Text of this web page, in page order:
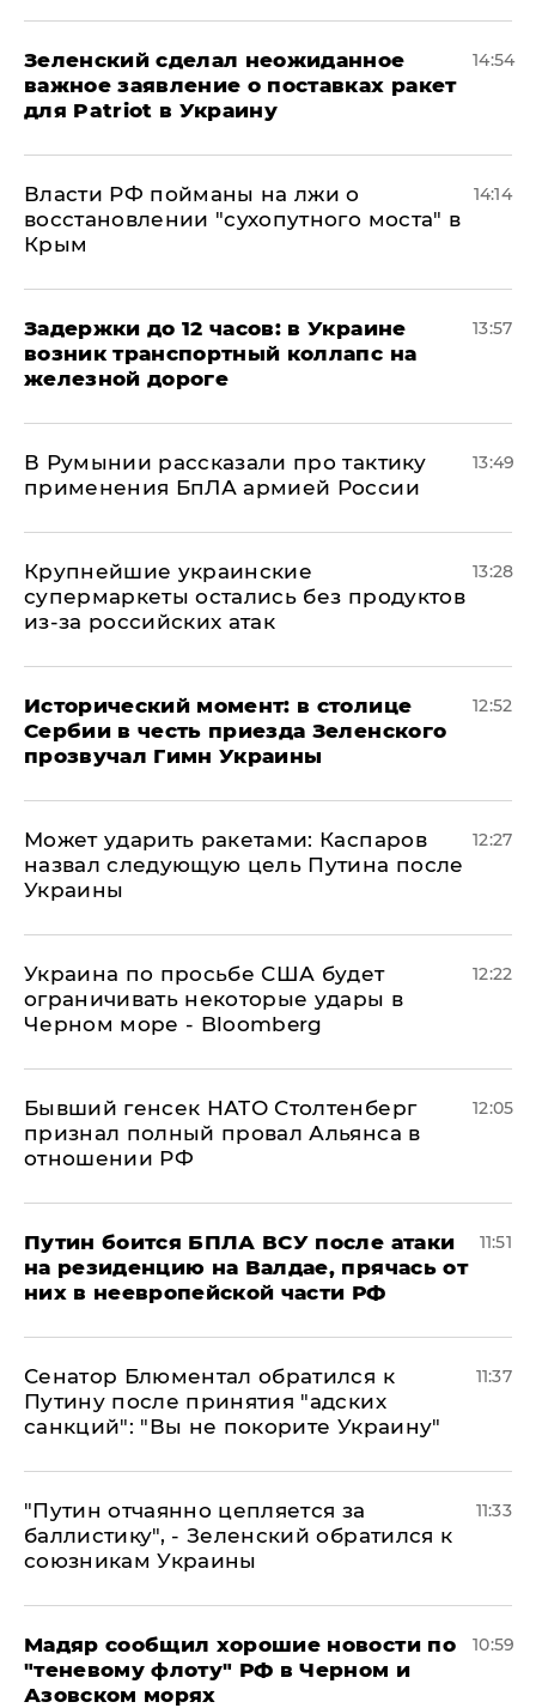
Зеленский сделал неожиданное
важное заявление о поставках ракет
для Patriot в Украину
14:54
Власти РФ пойманы на лжи о
восстановлении "сухопутного моста" в
Крым
14:14
Задержки до 12 часов: в Украине
возник транспортный коллапс на
железной дороге
13:57
В Румынии рассказали про тактику
применения БпЛА армией России
13:49
Крупнейшие украинские
супермаркеты остались без продуктов
из-за российских атак
13:28
Исторический момент: в столице
Сербии в честь приезда Зеленского
прозвучал Гимн Украины
12:52
Может ударить ракетами: Каспаров
назвал следующую цель Путина после
Украины
12:27
Украина по просьбе США будет
ограничивать некоторые удары в
Черном море - Bloomberg
12:22
Бывший генсек НАТО Столтенберг
признал полный провал Альянса в
отношении РФ
12:05
Путин боится БПЛА ВСУ после атаки
на резиденцию на Валдае, прячась от
них в неевропейской части РФ
11:51
Сенатор Блюментал обратился к
Путину после принятия "адских
санкций": "Вы не покорите Украину"
11:37
"Путин отчаянно цепляется за
баллистику", - Зеленский обратился к
союзникам Украины
11:33
Мадяр сообщил хорошие новости по
"теневому флоту" РФ в Черном и
Азовском морях
10:59